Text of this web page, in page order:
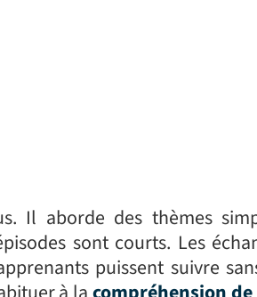
Il aborde des thèmes
sont courts. Les
puissent suivre